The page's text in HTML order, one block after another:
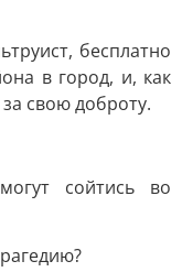
бесплатно
в город, и, как
свою доброту.
сойтись во